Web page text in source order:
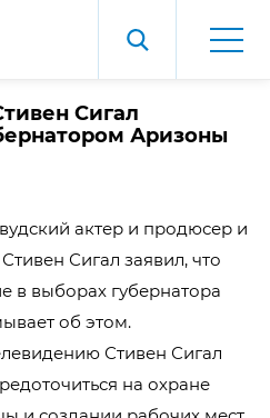
Сигал
Аризоны
актер и продюсер и
Сигал заявил, что
в выборах губернатора
об этом.
Стивен Сигал
на охране